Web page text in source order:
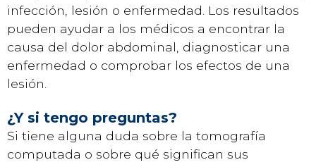
infección, lesión o enfermedad. Los resultados
pueden ayudar a los médicos a encontrar la
causa del dolor abdominal, diagnosticar una
enfermedad o comprobar los efectos de una
lesión.
¿Y si tengo preguntas?
Si tiene alguna duda sobre la tomografía
computada o sobre qué significan sus